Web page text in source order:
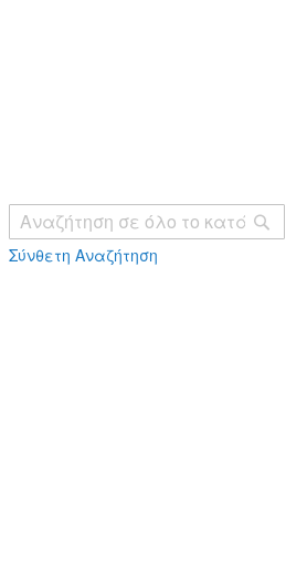
Σύνθετη Αναζήτηση
Το καλάθι σας